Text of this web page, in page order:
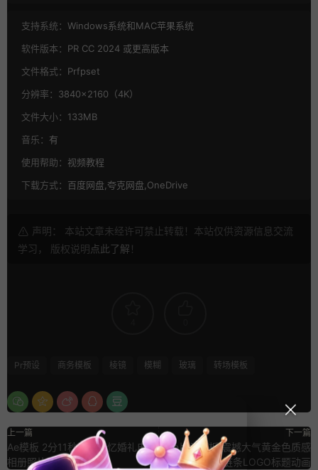
支持系统： Windows系统和MAC苹果系统
软件版本： PR CC 2024 或更高版本
文件格式： Prfpset
分辨率： 3840×2160（4K）
文件大小： 133MB
音乐： 有
使用帮助： 视频教程
下载方式： 百度网盘,夸克网盘,OneDrive
声明： 本站文章未经许可禁止转载！本站仅供资源信息交流
学习， 版权说明点此了解 ！
Pr预设 商务模板 棱镜 模糊 玻璃 转场模板
上一篇
Ae模板 2分11秒温馨回忆婚礼电子
相册照片展示
下一篇
ae片头模板 震撼大气黄金色质感
工业3D链条LOGO标题动画